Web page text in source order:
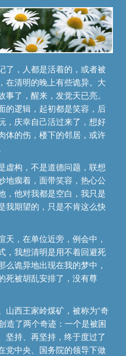
了，人都是活着的，或者被
在清明的晚上有些诡异。大
了，醒来，发觉天已亮。
的逻辑，起初都是笑容，后
，庆幸自己活过来了，想好
体的伤，楼下的邻居，或许
虚构，不是道德问题，联想
地瘸着，面带笑容，热心公
，他对我都是空白，我只是
我期望的，只是不肯这么快
天，在单位近旁，例会中，
，我想清明是用不着回避死
么诡异地出现在我的梦中，
死被胡乱安排了，没有尊
山西王家岭煤矿，被称为“奇
造了两个奇迹：一个是被困
坚持、再坚持，终于度过了
党中央、国务院的领导下做